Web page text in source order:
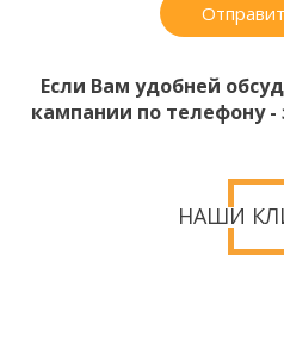
Если Вам удобней
кампании по телефону -
НАШИ